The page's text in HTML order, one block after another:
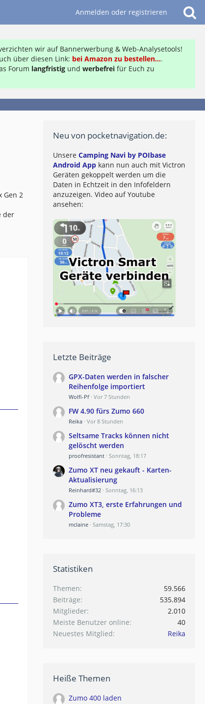
Anmelden oder registrieren
wir auf Bannerwerbung & Web-Analysetools!
über diesen Link: bei Amazon zu bestellen....
Forum langfristig und werbefrei für Euch zu
Gen 2
der
Neu von pocketnavigation.de:
Unsere Camping Navi by POIbase
Android App kann nun auch mit Victron
Geräten gekoppelt werden um die
Daten in Echtzeit in den Infofeldern
anzuzeigen. Video auf Youtube
ansehen:
Letzte Beiträge
GPX-Daten werden in falscher
Reihenfolge importiert
Wolfi-Pf Vor 7 Stunden
FW 4.90 fürs Zumo 660
Reika Vor 8 Stunden
Seltsame Tracks können nicht
gelöscht werden
proofresistant Sonntag, 18:17
Zumo XT neu gekauft - Karten-
Aktualisierung
Reinhard#32 Sonntag, 16:13
Zumo XT3, erste Erfahrungen und
Probleme
mclaine Samstag, 17:30
Statistiken
Themen
59.566
Beiträge
535.894
Mitglieder
2.010
Meiste Benutzer online
40
Neuestes Mitglied
Reika
Heiße Themen
Zumo 400 laden